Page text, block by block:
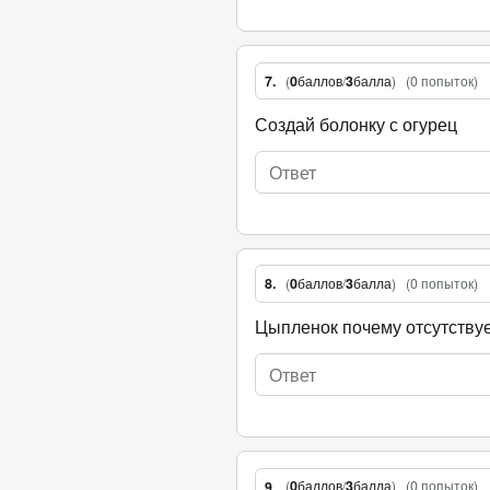
7. (0баллов/3балла) (0 попыток)
Создай болонку с огурец
8. (0баллов/3балла) (0 попыток)
Цыпленок почему
(0баллов/3балла) (0 попыток)